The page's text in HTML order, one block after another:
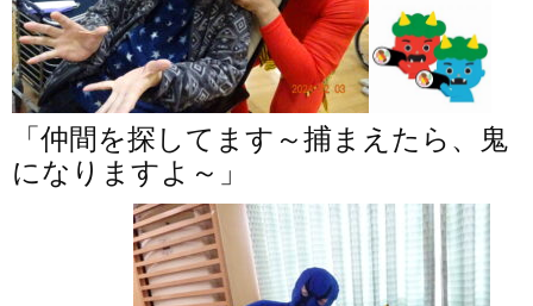
「仲間を探してます～捕まえたら、鬼
になりますよ～」